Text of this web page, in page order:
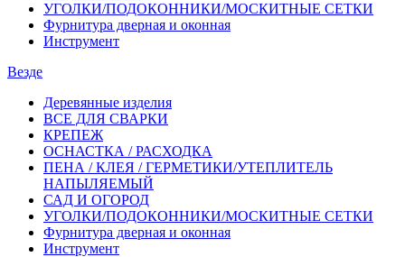
УГОЛКИ/ПОДОКОННИКИ/МОСКИТНЫЕ СЕТКИ
Фурнитура дверная и оконная
Инструмент
Везде
Деревянные изделия
ВСЕ ДЛЯ СВАРКИ
КРЕПЕЖ
ОСНАСТКА / РАСХОДКА
ПЕНА / КЛЕЯ / ГЕРМЕТИКИ/УТЕПЛИТЕЛЬ
НАПЫЛЯЕМЫЙ
САД И ОГОРОД
УГОЛКИ/ПОДОКОННИКИ/МОСКИТНЫЕ СЕТКИ
Фурнитура дверная и оконная
Инструмент